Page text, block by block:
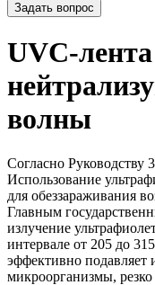
Задать вопрос
UVC-
волны
Согласно Руководству
Использование
для обеззараживания
Главным
излучение
интервале от 205 до
эффективно подавляет
микроорганизмы,